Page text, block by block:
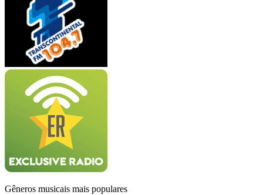
Gêneros musicais mais populares